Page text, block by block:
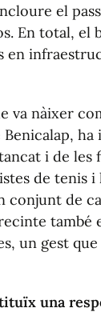
el
En total, el
en
va nàixer
i de les
de tenis i
de
també
un gest
una